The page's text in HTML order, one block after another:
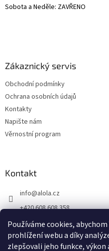
Používáme cookies,
prohlížení webu a díky
zlepšovali jeho funkce,
Sobota a Neděle: ZAVŘENO
Zákaznický servis
Obchodní podmínky
Ochrana osobních údajů
Kontakty
Napište nám
Věrnostní program
Kontakt
info@alola.cz
+420 608 608 358
https://www.facebook.com/
alola.cz/